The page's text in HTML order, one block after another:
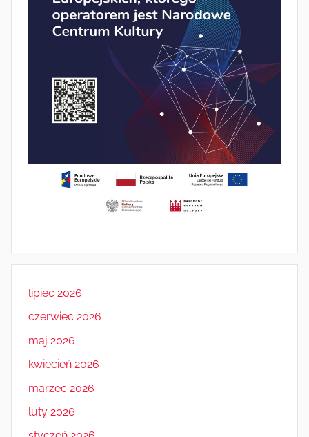
lipiec 2026
czerwiec 2026
maj 2026
kwiecień 2026
marzec 2026
luty 2026